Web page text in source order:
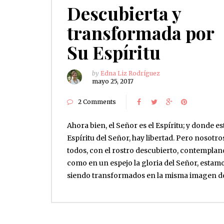
Descubierta y
transformada por
Su Espíritu
by Edna Liz Rodríguez
mayo 25, 2017
2 Comments
Ahora bien, el Señor es el Espíritu; y donde
Espíritu del Señor, hay libertad. Pero
todos, con el rostro descubierto,
como en un espejo la gloria del Señor,
siendo transformados en la misma imagen